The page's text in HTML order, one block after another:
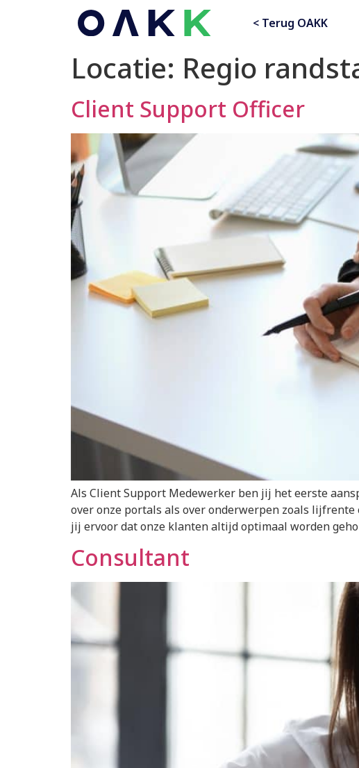
< Terug OAKK
Locatie: Regio
Client Support Officer
Als Client Support Medewerker ben jij het eerste
over onze portals als over onderwerpen zoals
jij ervoor dat onze klanten altijd optimaal worden
Consultant